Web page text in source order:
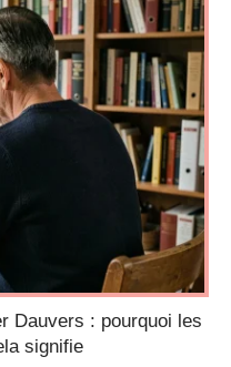
Dauvers : pourquoi les
signifie